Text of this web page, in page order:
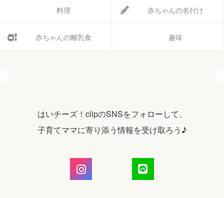
料理 赤ちゃんの名付け
赤ちゃんの離乳食 趣味
はいチーズ！clipのSNSをフォローして、
子育てママに寄り添う情報を受け取ろう♪